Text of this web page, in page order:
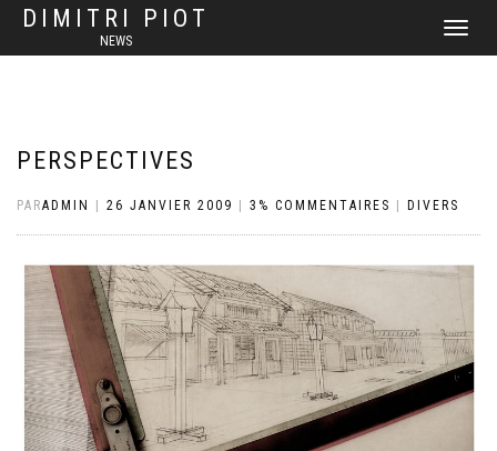
DIMITRI PIOT
NEWS
DÉPLIER
PERSPECTIVES
PARADMIN 26 JANVIER 2009 3% COMMENTAIRES DIVERS